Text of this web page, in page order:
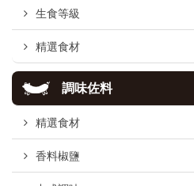
生食等級
精選食材
調味佐料
精選食材
香料椒鹽